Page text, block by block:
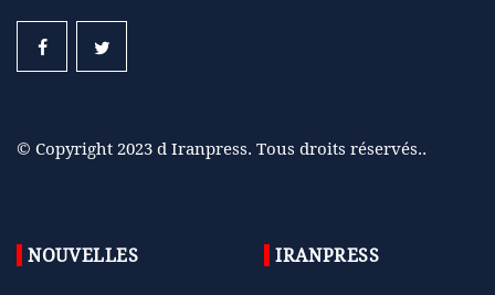
© Copyright 2023 d Iranpress. Tous droits réservés..
NOUVELLES IRANPRESS